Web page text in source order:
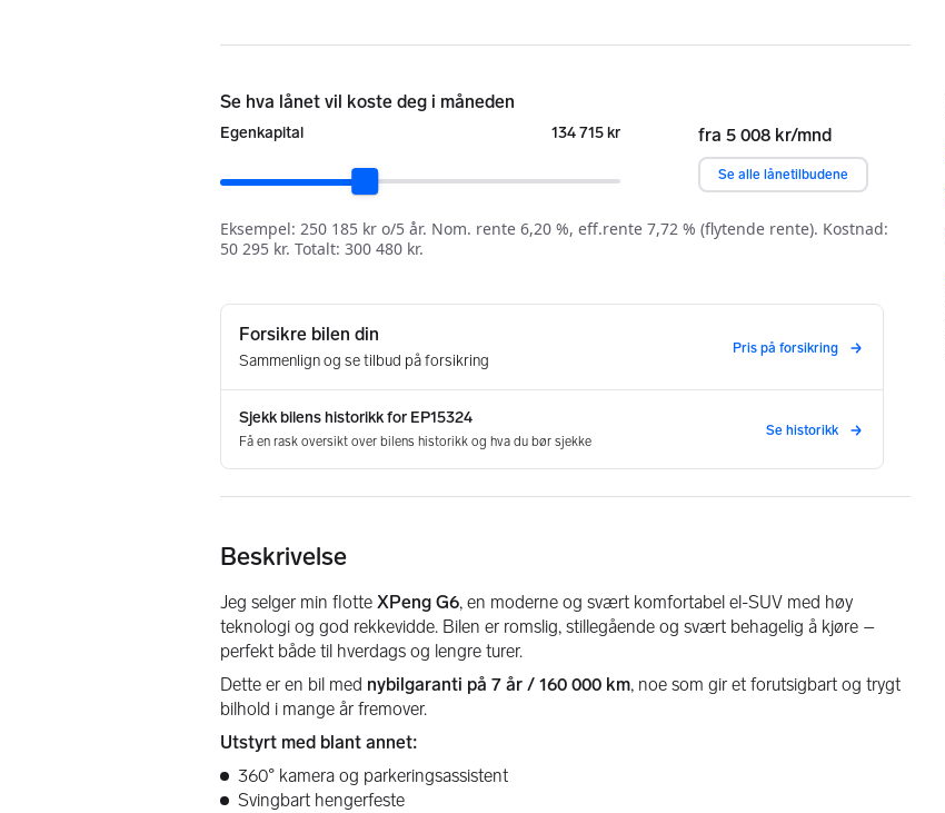
Beskrivelse
Jeg selger min flotte XPeng G6, en moderne og svært komfortabel el-SUV med høy
teknologi og god rekkevidde. Bilen er romslig, stillegående og svært behagelig å kjøre –
perfekt både til hverdags og lengre turer.
Dette er en bil med nybilgaranti på 7 år / 160 000 km, noe som gir et forutsigbart og trygt
bilhold i mange år fremover.
Utstyrt med blant annet:
360° kamera og parkeringsassistent
Svingbart hengerfeste